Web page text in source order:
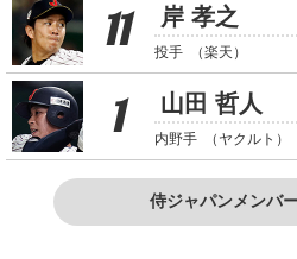
11 岸 孝之
投手 （楽天）
1 山田 哲人
内野手 （ヤクルト）
侍ジャパンメンバ